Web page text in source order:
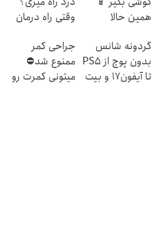
همین حالا
بده 🎯
وقتی راه درمان
گردونه شانس
بدون پوچ از PS5
تا آیفون17 و بیت
جراحی کمر
ممنوع شد⛔
میتونی کمرت رو